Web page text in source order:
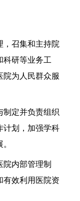
，召集和主持院
科研等业务工
院为人民群众服
制定并负责组织
计划，加强学科
院内部管理制
有效利用医院资